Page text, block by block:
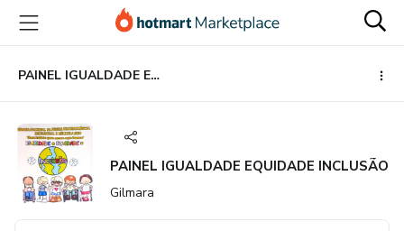
para
conteúdo
principal
para
pagamento
para
rodapé
PAINEL IGUALDADE EQUIDADE INCLUSÃO
PAINEL IGUALDADE EQUIDADE INCLUSÃO
Gilmara